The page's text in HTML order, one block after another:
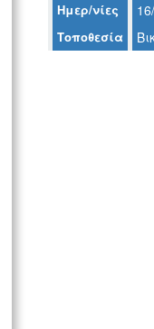
Ημερ/νίες
Τοποθεσία